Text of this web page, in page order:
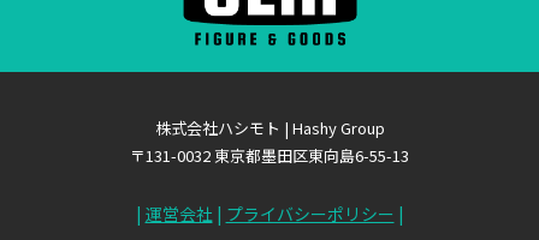
株式会社ハシモト | Hashy Group
〒131-0032 東京都墨田区東向島6-55-13
| 運営会社| プライバシーポリシー |